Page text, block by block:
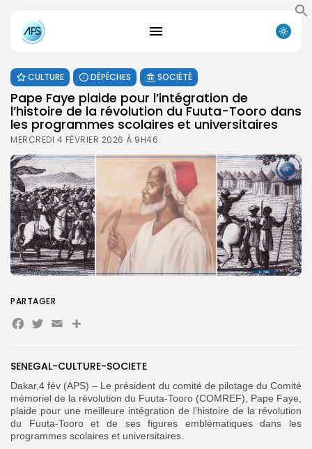
for:
FR
CULTURE DÉPÊCHES SOCIÉTÉ
Pape Faye plaide pour l’intégration de
l’histoire de la révolution du Fuuta-Tooro dans
les programmes scolaires et universitaires
MERCREDI 4 FÉVRIER 2026 À 9H46
SENEGAL-CULTURE-SOCIETE
Dakar,4 fév (APS) – Le président du comité de pilotage du Comité
mémoriel de la révolution du Fuuta-Tooro (COMREF), Pape Faye,
plaide pour une meilleure intégration de l’histoire de la révolution
du Fuuta-Tooro et de ses figures emblématiques dans les
programmes scolaires et universitaires.
PARTAGER
Facebook
Twitter
EmailPartager